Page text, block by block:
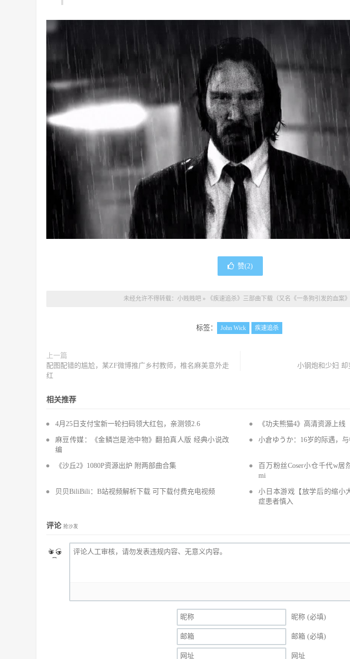
赞(2)
未经允许不得转载： 小贱贱吧 » 《疾速追杀》三部曲下载（又名《一条狗引发的血案》
标签： John Wick 疾速追杀
上一篇
配图配错的尴尬，某ZF微博推广乡村教师，椎名麻美意外走
红
小钢炮和少妇
相关推荐
4月25日支付宝新一轮扫码领大红包，亲测领2.6 《功夫熊猫4》高清资源上线
麻豆传媒：《金鳞岂是池中物》翻拍真人版 经典小说改
编
小倉ゆうか：16岁的际遇，
《沙丘2》1080P资源出炉 附两部曲合集
百万粉丝Coser小仓千代w
mi
贝贝BiliBili：B站视频解析下载 可下载付费充电视频
小日本游戏【放学后的缩小
症患者慎入
评论 抢沙发
昵称 (必填)
邮箱 (必填)
网址